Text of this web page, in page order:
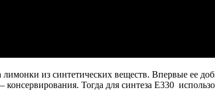
лимонки из синтетических веществ. Впервые ее
Тогда для синтеза Е330